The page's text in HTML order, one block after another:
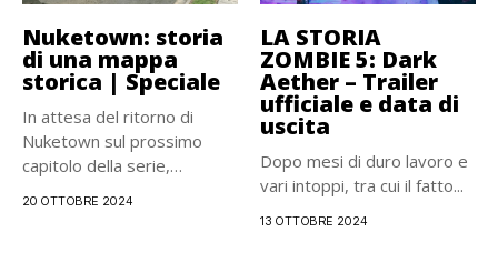
Nuketown: storia
di una mappa
storica | Speciale
In attesa del ritorno di
Nuketown sul prossimo
capitolo della serie,
20 OTTOBRE 2024
LA STORIA
ZOMBIE 5: Dark
Aether – Trailer
ufficiale e data di
uscita
Dopo mesi di duro lavoro e
vari intoppi, tra cui il fatto...
13 OTTOBRE 2024